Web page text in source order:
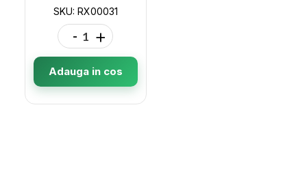
SKU: RX00031
- +
Adauga in cos